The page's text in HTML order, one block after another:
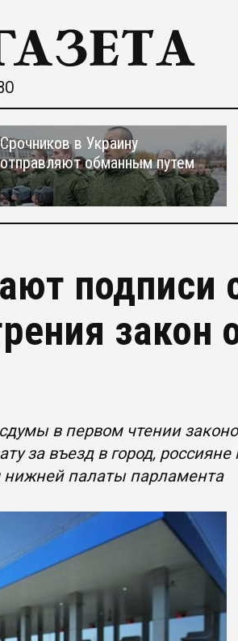
Срочников в Украину
отправляют обманным путем
подписи
закон
в первом чтении
за въезд в город,
нижней палаты парламента